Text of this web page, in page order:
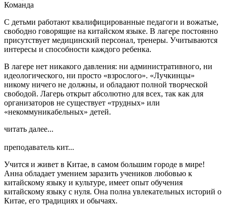
Команда
С детьми работают квалифицированные педагоги и вожатые,
свободно говорящие на китайском языке. В лагере постоянно
присутствует медицинский персонал, тренеры. Учитываются
интересы и способности каждого ребенка.
В лагере нет никакого давления: ни административного, ни
идеологического, ни просто «взрослого». «Лучкинцы»
никому ничего не должны, и обладают полной творческой
свободой. Лагерь открыт абсолютно для всех, так как для
организаторов не существует «трудных» или
«некоммуникабельных» детей.
читать далее...
преподаватель кит...
Учится и живет в Китае, в самом большим городе в мире!
Анна обладает умением заразить учеников любовью к
китайскому языку и культуре, имеет опыт обучения
китайскому языку с нуля. Она полна увлекательных историй о
Китае, его традициях и обычаях.